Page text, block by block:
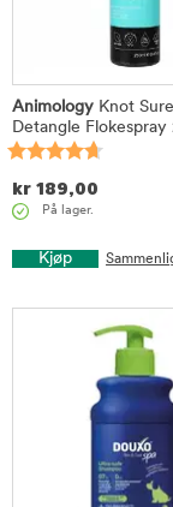
Animology Knot Sure
Detangle Flokespray
kr 189,00
På lager.
Kjøp